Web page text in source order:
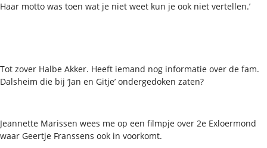
Haar motto was toen wat je niet weet kun je ook niet vertellen.’
Tot zover Halbe Akker. Heeft iemand nog informatie over de fam.
Dalsheim die bij ‘Jan en Gitje’ ondergedoken zaten?
Jeannette Marissen wees me op een filmpje over 2e Exloermond
waar Geertje Franssens ook in voorkomt.